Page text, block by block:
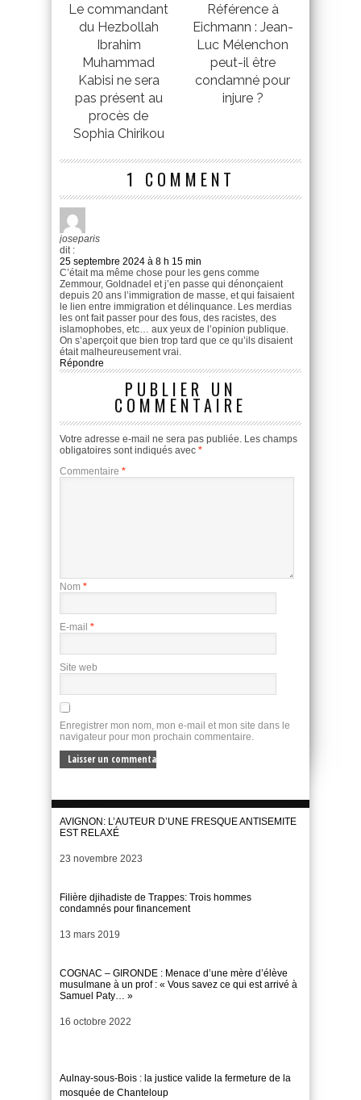
Le commandant
du Hezbollah
Ibrahim
Muhammad
Kabisi ne sera
pas présent au
procès de
Sophia Chirikou
Référence à
Eichmann : Jean-
Luc Mélenchon
peut-il être
condamné pour
injure ?
1 COMMENT
joseparis
dit :
25 septembre 2024 à 8 h 15 min
C’était ma même chose pour les gens comme
Zemmour, Goldnadel et j’en passe qui dénonçaient
depuis 20 ans l’immigration de masse, et qui faisaient
le lien entre immigration et délinquance. Les merdias
les ont fait passer pour des fous, des racistes, des
islamophobes, etc… aux yeux de l’opinion publique.
On s’aperçoit que bien trop tard que ce qu’ils disaient
était malheureusement vrai.
Répondre
PUBLIER UN
COMMENTAIRE
Votre adresse e-mail ne sera pas publiée. Les champs
obligatoires sont indiqués avec *
Commentaire *
Nom *
E-mail *
Site web
Enregistrer mon nom, mon e-mail et mon site dans le
navigateur pour mon prochain commentaire.
AVIGNON: L’AUTEUR D’UNE FRESQUE ANTISEMITE
EST RELAXÉ
Date
23 novembre 2023
Filière djihadiste de Trappes: Trois hommes
condamnés pour financement
Date
13 mars 2019
COGNAC – GIRONDE : Menace d’une mère d’élève
musulmane à un prof : « Vous savez ce qui est arrivé à
Samuel Paty… »
Date
16 octobre 2022
Aulnay-sous-Bois : la justice valide la fermeture de la
mosquée de Chanteloup